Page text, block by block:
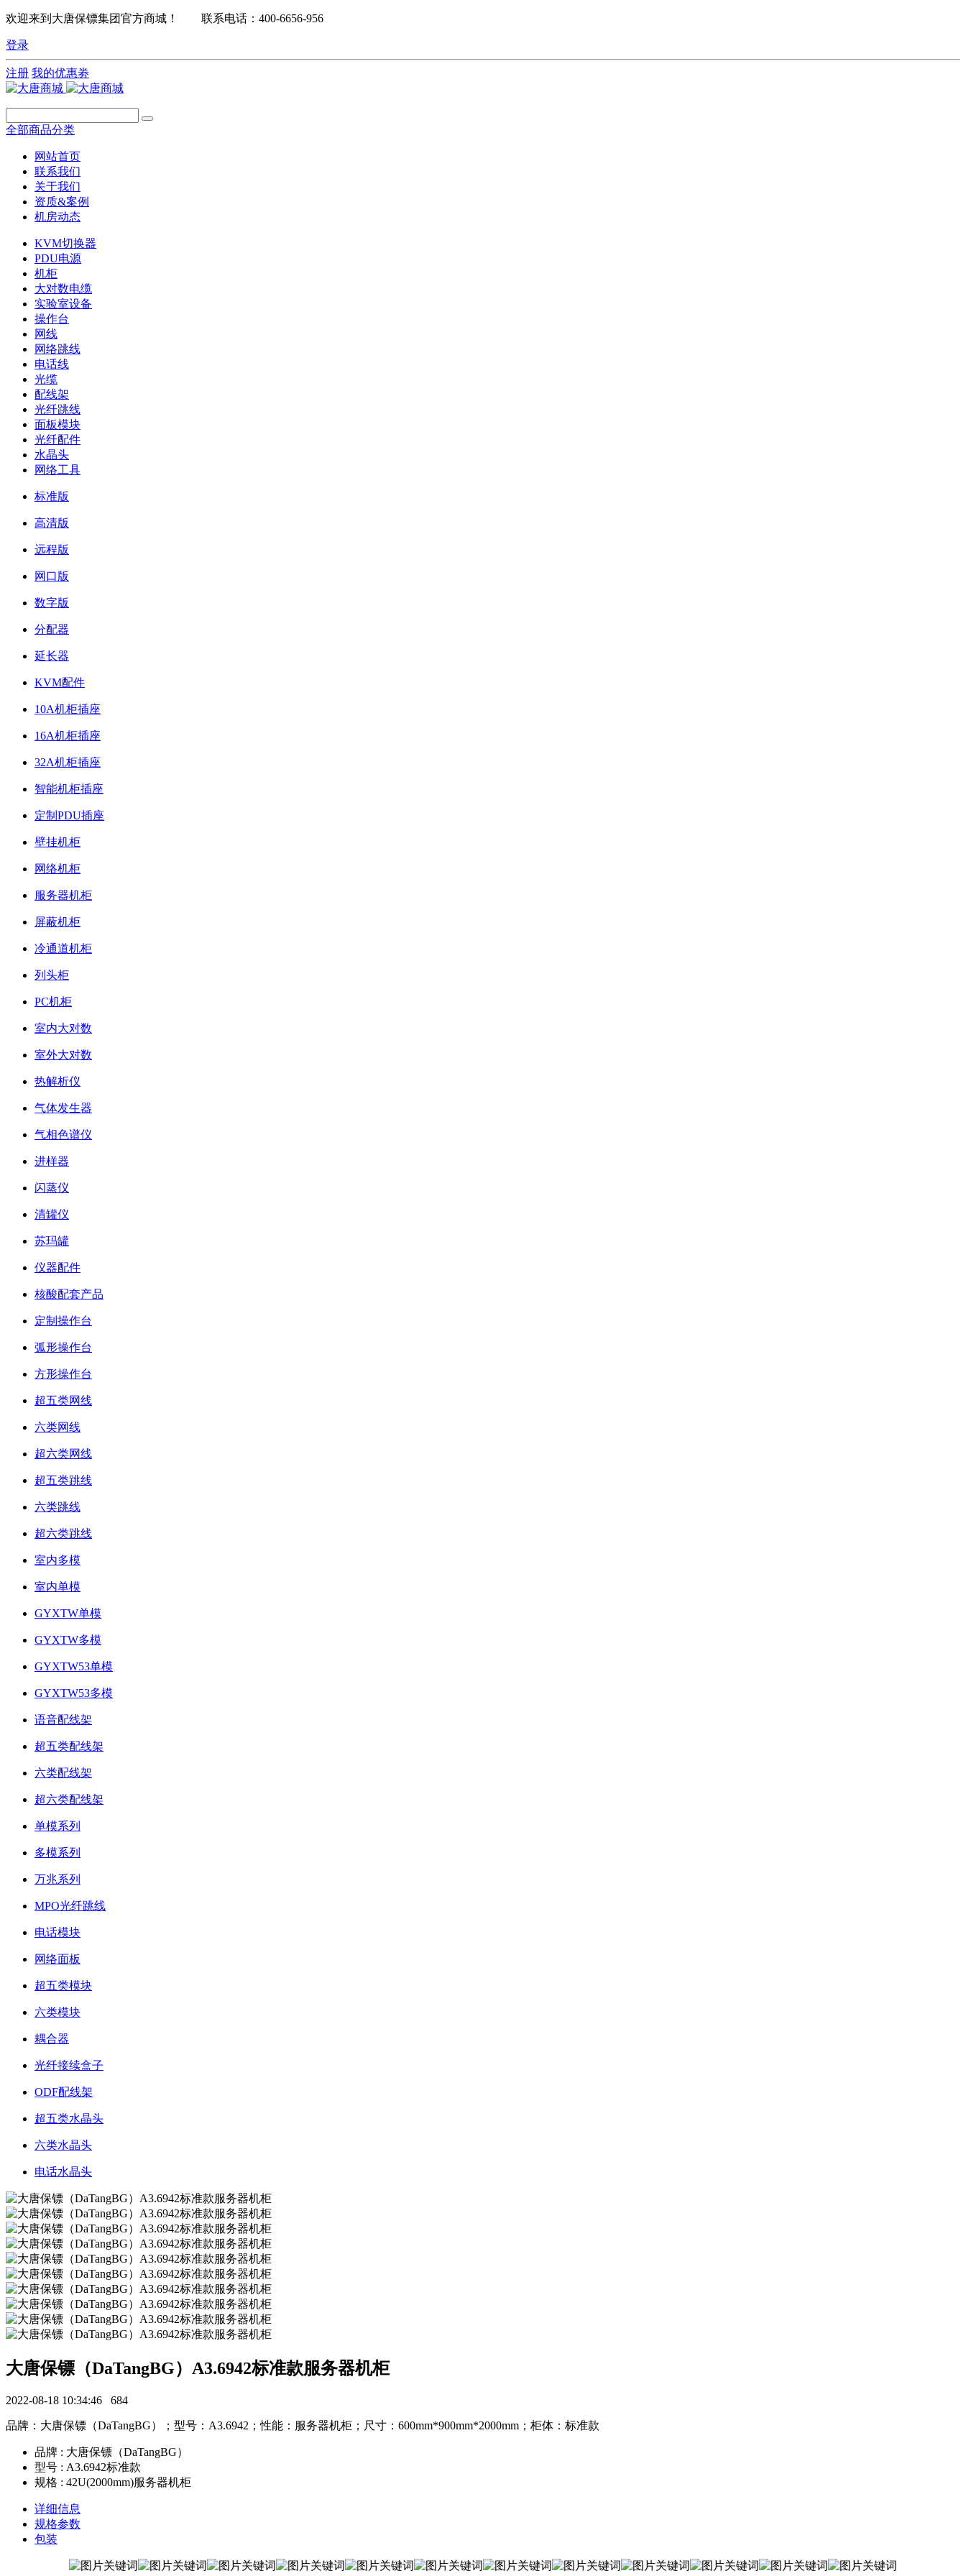
欢迎来到大唐保镖集团官方商城！ 联系电话：400-6656-956
登录
注册 我的优惠劵
全部商品分类
网站首页
联系我们
关于我们
资质&案例
机房动态
KVM切换器
PDU电源
机柜
大对数电缆
实验室设备
操作台
网线
网络跳线
电话线
光缆
配线架
光纤跳线
面板模块
光纤配件
水晶头
网络工具
标准版
高清版
远程版
网口版
数字版
分配器
延长器
KVM配件
10A机柜插座
16A机柜插座
32A机柜插座
智能机柜插座
定制PDU插座
壁挂机柜
网络机柜
服务器机柜
屏蔽机柜
冷通道机柜
列头柜
PC机柜
室内大对数
室外大对数
热解析仪
气体发生器
气相色谱仪
进样器
闪蒸仪
清罐仪
苏玛罐
仪器配件
核酸配套产品
定制操作台
弧形操作台
方形操作台
超五类网线
六类网线
超六类网线
超五类跳线
六类跳线
超六类跳线
室内多模
室内单模
GYXTW单模
GYXTW多模
GYXTW53单模
GYXTW53多模
语音配线架
超五类配线架
六类配线架
超六类配线架
单模系列
多模系列
万兆系列
MPO光纤跳线
电话模块
网络面板
超五类模块
六类模块
耦合器
光纤接续盒子
ODF配线架
超五类水晶头
六类水晶头
电话水晶头
大唐保镖（DaTangBG）A3.6942标准款服务器机柜
2022-08-18 10:34:46 684
品牌：大唐保镖（DaTangBG）；型号：A3.6942；性能：服务器机柜；尺寸：600mm*900mm*2000mm；柜体：标准款
品牌 : 大唐保镖（DaTangBG）
型号 : A3.6942标准款
规格 : 42U(2000mm)服务器机柜
详细信息
规格参数
包装